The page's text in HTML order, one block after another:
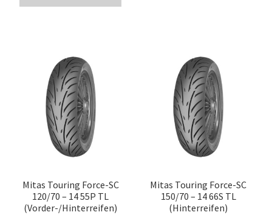
Mitas Touring Force-SC
120/70 – 14 55P TL
(Vorder-/Hinterreifen)
Mitas Touring Force-SC
150/70 – 14 66S TL
(Hinterreifen)